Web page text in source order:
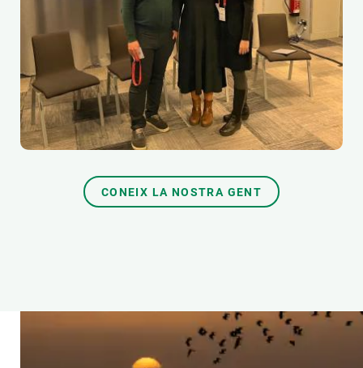
CONEIX LA NOSTRA GENT